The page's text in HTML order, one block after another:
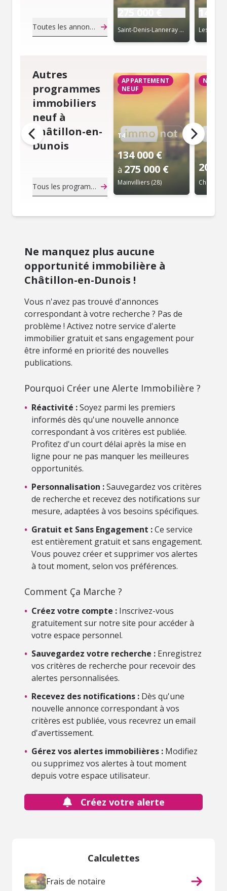
Toutes les annonces de notaire Saint-Denis-Lanneray (28)
Autres
programmes
immobiliers
neuf à
Châtillon-en-
Dunois
Tous les programmes immobiliers neuf
APPARTEMENT
NEUF
T4
134 000 €
à 275 000 €
Mainvilliers (28)
NEUF
202
Chartres
Ne manquez plus aucune
opportunité immobilière à
Châtillon-en-Dunois !
Vous n'avez pas trouvé d'annonces
correspondant à votre recherche ? Pas de
problème ! Activez notre service d'alerte
immobilier gratuit et sans engagement pour
être informé en priorité des nouvelles
publications.
Pourquoi Créer une Alerte Immobilière ?
• Réactivité :Soyez parmi les premiers
informés dès qu'une nouvelle annonce
correspondant à vos critères est publiée.
Profitez d'un court délai après la mise en
ligne pour ne pas manquer les meilleures
opportunités.
• Personnalisation :Sauvegardez vos critères
de recherche et recevez des notifications sur
mesure, adaptées à vos besoins spécifiques.
• Gratuit et Sans Engagement :Ce service
est entièrement gratuit et sans engagement.
Vous pouvez créer et supprimer vos alertes
à tout moment, selon vos préférences.
Comment Ça Marche ?
• Créez votre compte : Inscrivez-vous
gratuitement sur notre site pour accéder à
votre espace personnel.
• Sauvegardez votre recherche : Enregistrez
vos critères de recherche pour recevoir des
alertes personnalisées.
• Recevez des notifications : Dès qu'une
nouvelle annonce correspondant à vos
critères est publiée, vous recevrez un email
d'avertissement.
• Gérez vos alertes immobilières : Modifiez
ou supprimez vos alertes à tout moment
depuis votre espace utilisateur.
Créez votre alerte
Calculettes
Frais de notaire